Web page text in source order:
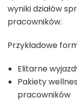
wyniki działów
pracowników.
Przykładowe
Elitarne
Pakiety
pracowników